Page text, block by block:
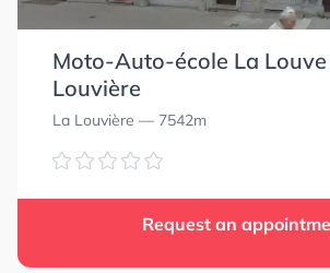
Moto-Auto-école La Louve
Louvière
La Louvière — 7542m
Request an